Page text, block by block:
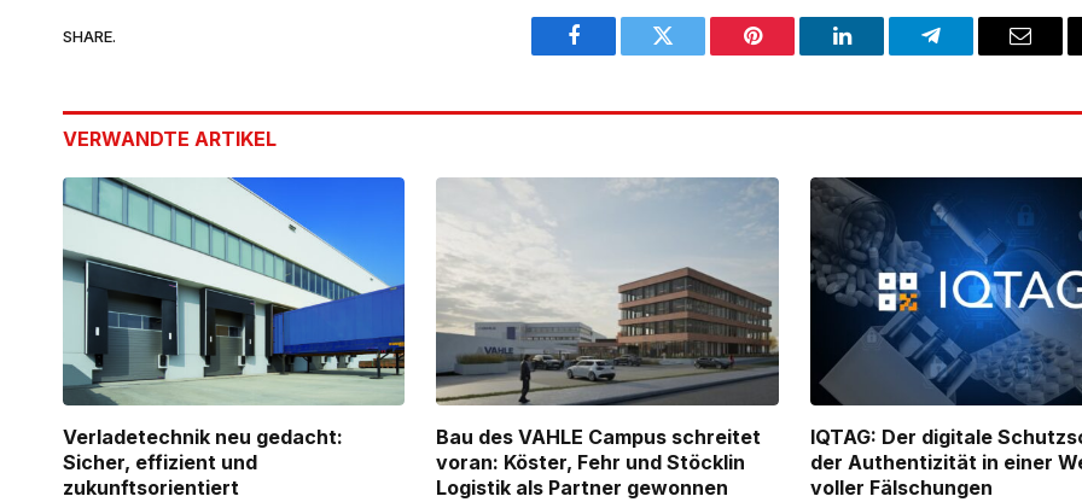
SHARE.
Facebook Twitter Pinterest LinkedIn Telegram Email
VERWANDTE ARTIKEL
Verladetechnik neu gedacht:
Sicher, effizient und
zukunftsorientiert
Bau des VAHLE Campus schreitet
voran: Köster, Fehr und Stöcklin
Logistik als Partner gewonnen
IQTAG: Der digitale
der Authentizität in einer
voller Fälschungen